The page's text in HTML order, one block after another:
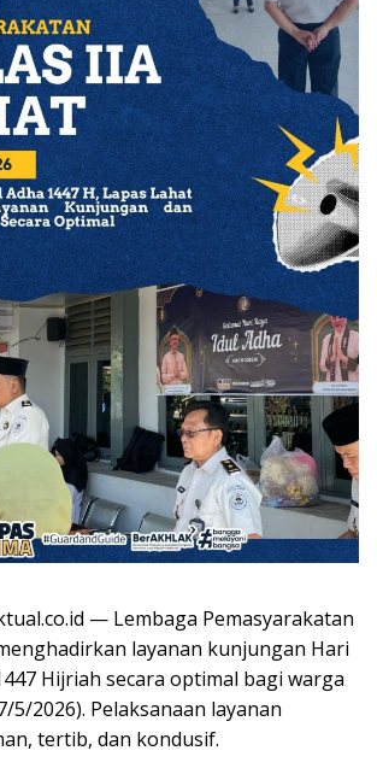
— Lembaga Pemasyarakatan
layanan kunjungan Hari
Hijriah secara optimal bagi warga
5/2026). Pelaksanaan layanan
tertib, dan kondusif.